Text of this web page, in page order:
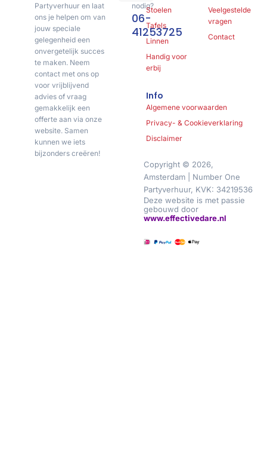
Partyverhuur en laat
ons je helpen om van
jouw speciale
gelegenheid een
onvergetelijk succes
te maken. Neem
contact met ons op
voor vrijblijvend
advies of vraag
gemakkelijk een
offerte aan via onze
website. Samen
kunnen we iets
bijzonders creëren!
nodig?
06-
41253725
Stoelen
Tafels
Linnen
Handig voor
erbij
Veelgestelde
vragen
Contact
Info
Algemene voorwaarden
Privacy- & Cookieverklaring
Disclaimer
Copyright © 2026,
Amsterdam | Number One
Partyverhuur, KVK: 34219536
Deze website is met passie
gebouwd door
www.effectivedare.nl